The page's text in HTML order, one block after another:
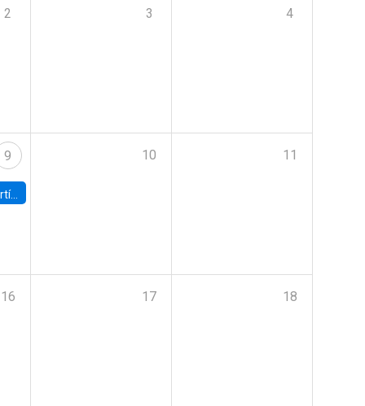
2 3 4
9
UC
10 11
16 17 18